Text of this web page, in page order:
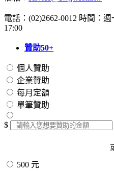
電話：(02)2662-0012 時間：
17:00
贊助50+
個人贊助
企業贊助
每月定額
單筆贊助
$
500 元